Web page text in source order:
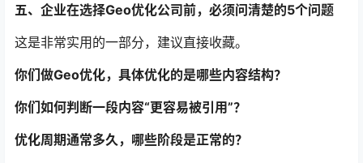
五、企业在选择Geo优化公司前，必须问清楚的5个问题
这是非常实用的一部分，建议直接收藏。
你们做Geo优化，具体优化的是哪些内容结构？
你们如何判断一段内容“更容易被引用”？
优化周期通常多久，哪些阶段是正常的？